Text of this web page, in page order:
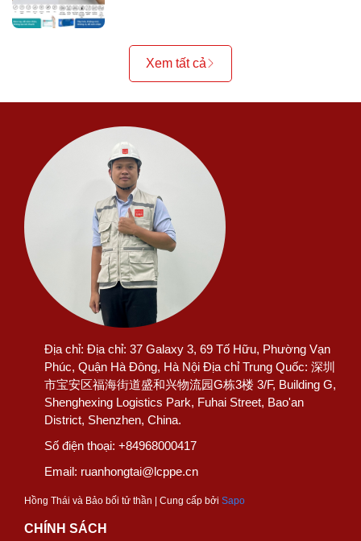
Xem tất cả
Địa chỉ: Địa chỉ: 37 Galaxy 3, 69 Tố Hữu, Phường Vạn
Phúc, Quận Hà Đông, Hà Nội Địa chỉ Trung Quốc: 深圳
市宝安区福海街道盛和兴物流园G栋3楼 3/F, Building G,
Shenghexing Logistics Park, Fuhai Street, Bao'an
District, Shenzhen, China.
Số điện thoại: +84968000417
Email: ruanhongtai@lcppe.cn
Hồng Thái và Bảo bối tử thần | Cung cấp bởi Sapo
CHÍNH SÁCH